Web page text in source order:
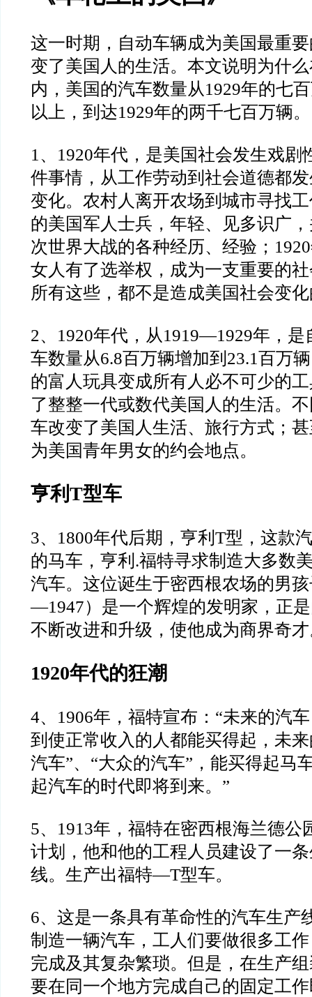
这一时期，自动车辆成为美国最重
变了美国人的生活。本文说明为什
内，美国的汽车数量从1929年的七
以上，到达1929年的两千七百万辆。
1 、 1920年代，是美国社会发生戏剧
件事情，从工作劳动到 社会道德都
变化。农村人离开农场到城市寻找
的美国军人士兵，年轻、见多识广
次世界大战的各种经历、经验； 1920
女人有了选举权，成为一支重要的
所有这些，都不是造成美国社会变
2、 1920年代，从1919—1929年，是
车数量从6.8百万辆增加到 23.1百万
的富人玩具变成所有人必不可少的
了整整一代或数代美国人的生活。
车改变了美国人生活、 旅行方式；
为美国青年男女的约会地点。
亨利T型车
3、 1800年代后期，亨利 T型，这款
的马车，亨利 .福特寻求制造大多数
汽车。这位诞生于密西根农场的男
—1947）是一个辉煌的发明家，正
不断改进和升级， 使他成为商界奇
1920年代的狂潮
4、 1906年，福特宣布： “未来的汽
到使正常收入的人都能买得起，未
汽车”、 “大众的汽车” ，能买得起马
起汽车的时代即将到来。 ”
5、 1913年，福特在密西根海兰德公
计划，他和他的工程人员建设了一
线。生产出福特—T型车。
6、这是一条具有革命性的汽车生产
制造一辆汽车，工人们要做很多工
完成及其复杂繁琐。但是，在生产
要在同一个地方完成自己的固定工